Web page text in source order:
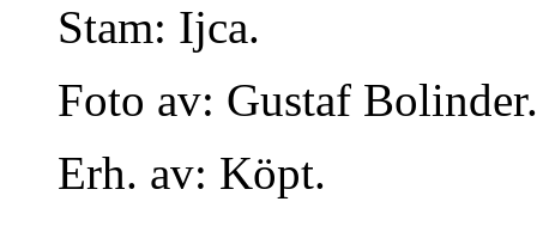
Stam: Ijca.
Foto av: Gustaf Bolinder.
Erh. av: Köpt.